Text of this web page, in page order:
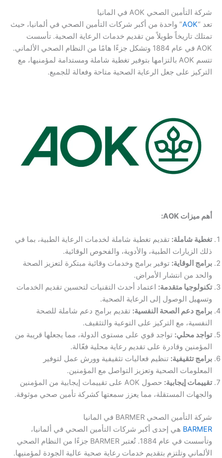
شركة التأمين الصحي AOK في المانيا
تعد “AOK” واحدة من أكبر شركات التأمين الصحي في ألمانيا، حيث
تمتلك تاريخاً طويلاً من تقديم خدمات الرعاية الصحية. تأسست
AOK في عام 1884 وتشكل جزءًا هامًا من النظام الصحي الألماني.
تتسم AOK بالتزامها بتوفير تغطية شاملة ومستدامة لمؤمنيها، مع
التركيز على جعل الرعاية الصحية متاحة وفعالة للجميع.
أهم ميزات AOK:
تغطية شاملة: تقديم تغطية شاملة لخدمات الرعاية الطبية، بما في
ذلك الزيارات الطبية، والأدوية، والفحوص الوقائية.
برامج الوقاية: توفير برامج وخدمات وقائية مبتكرة لتعزيز الصحة
والحد من انتشار الأمراض.
تكنولوجيا متقدمة: اعتماد أحدث التقنيات لتحسين تقديم الخدمات
وتسهيل الوصول إلى الرعاية الصحية.
برامج دعم الصحة النفسية: تقديم برامج دعم شاملة للصحة
النفسية، مع التركيز على التوعية والتثقيف.
تواجد محلي: تواجد قوي على مستوى الدولة، مما يجعلها قريبة من
المؤمنين وقادرة على تقديم رعاية محلية فعّالة.
برامج تثقيفية: تنظيم فعاليات تثقيفية وورش عمل لتوفير
المعلومات الصحية وتعزيز التواصل مع المؤمنين.
تقييمات إيجابية:
حصول AOK على تقييمات إيجابية من المؤمنين
والجهات المستقلة، مما يعزز سمعتها كشركة تأمين صحي موثوقة.
شركة التأمين الصحي BARMER في المانيا
BARMER هي إحدى أكبر شركات التأمين الصحي في ألمانيا،
وتأسست في عام 1884. تُعتبر BARMER جزءًا من النظام الصحي
الألماني وتلتزم بتقديم خدمات رعاية صحية عالية الجودة لمؤمنيها.